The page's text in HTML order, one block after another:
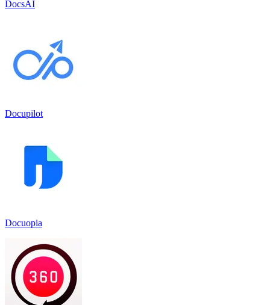
DocsAI
Docupilot
Docuopia